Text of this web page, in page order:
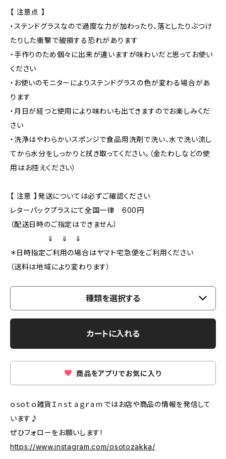
【 注意点 】
・ステンドグラスなので過度な力が加わったり、落としたりぶつけ
たりした衝撃で破損する恐れがあります
・手作りのため個々に出来が違いますが味わいだと思ってお使い
ください
・お使いのモニターによりステンドグラスの色が変わる場合があ
ります
・月日が経つと使用により味わいも出てきますのでお楽しみくだ
さい
・洗浄はやわらかいスポンジで食品用洗剤で洗い、水で洗い流し
てから水分をしっかりと拭き取ってください。（金たわしなどの使
用はお控えください）
【 注意 】発送については必ずご確認ください
レターパックプラスにて全国一律 600円
（配送日時のご指定はできません）
⇓ ⇓ ⇓
＊日時指定ご利用の場合はヤマト宅急便をご利用ください
（送料は地域により変わります）
種類を選択する
カートに入れる
商品をアプリでお気に入り
ｏｓｏｔｏ雑貨Ｉｎｓｔａｇｒａｍではお店や商品の情報を発信して
います♪
ぜひフォローをお願いします！
https://www.instagram.com/osotozakka/